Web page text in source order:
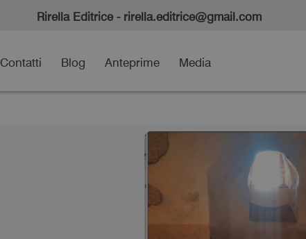
Rirella Editrice - rirella.editrice@gmail.com
Contatti Blog Anteprime Media